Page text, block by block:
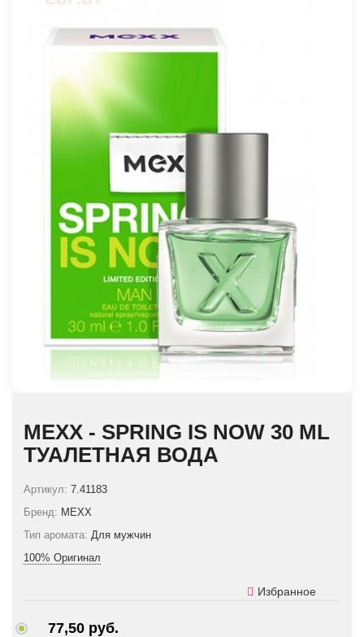
MEXX - SPRING IS NOW 30 ML
ТУАЛЕТНАЯ ВОДА
Артикул: 7.41183
Бренд: MEXX
Тип аромата: Для мужчин
100% Оригинал
Избранное
77,50 руб.